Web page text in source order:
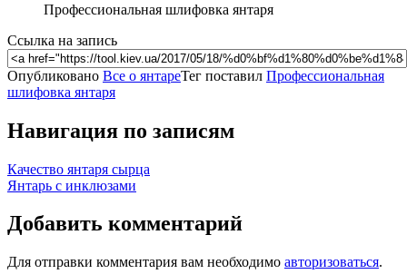
Профессиональная шлифовка янтаря
Ссылка на запись
Опубликовано Все о янтареТег поставил Профессиональная
шлифовка янтаря
Навигация по записям
Качество янтаря сырца
Янтарь с инклюзами
Добавить комментарий
Для отправки комментария вам необходимо авторизоваться.